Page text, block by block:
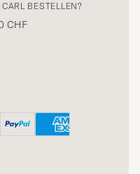
BESTELLEN?
CHF